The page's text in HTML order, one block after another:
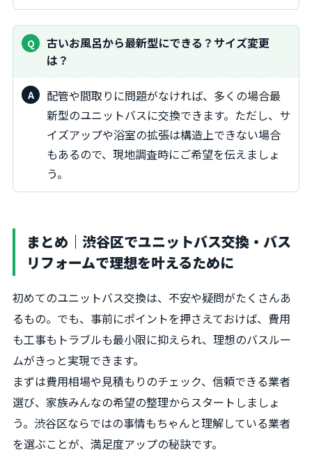
古いお風呂から最新型にできる？サイズ変更
は？
配管や間取りに問題がなければ、多くの場合最
新型のユニットバスに交換できます。ただし、サ
イズアップや浴室の拡張は構造上できない場合
もあるので、現地調査時にご希望を伝えましょ
う。
まとめ｜渋谷区でユニットバス交換・バス
リフォームで理想を叶えるために
初めてのユニットバス交換は、不安や疑問がたくさんあ
るもの。でも、事前にポイントを押さえておけば、費用
も工事もトラブルも最小限に抑えられ、理想のバスルー
ムがきっと実現できます。
まずは費用相場や見積もりのチェック、信頼できる業者
選び、家族みんなの希望の整理からスタートしましょ
う。渋谷区ならではの事情もちゃんと理解している業者
を選ぶことが、満足度アップの秘訣です。